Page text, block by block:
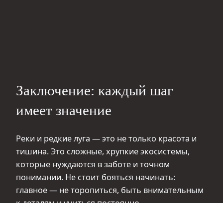
Заключение: каждый шаг
имеет значение
Реки и редкие луга — это не только красота и
тишина. Это сложные, хрупкие экосистемы,
которые нуждаются в заботе и точном
понимании. Не стоит бояться начинать:
главное — не торопиться, быть внимательным